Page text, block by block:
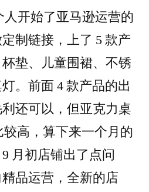
人开始了亚马逊运营的
制链接，上了 5 款产
垫、儿童围裙、不锈
。前面 4 款产品的出
还可以，但亚克力桌
较高，算下来一个月的
月初店铺出了点问
品运营，全新的店